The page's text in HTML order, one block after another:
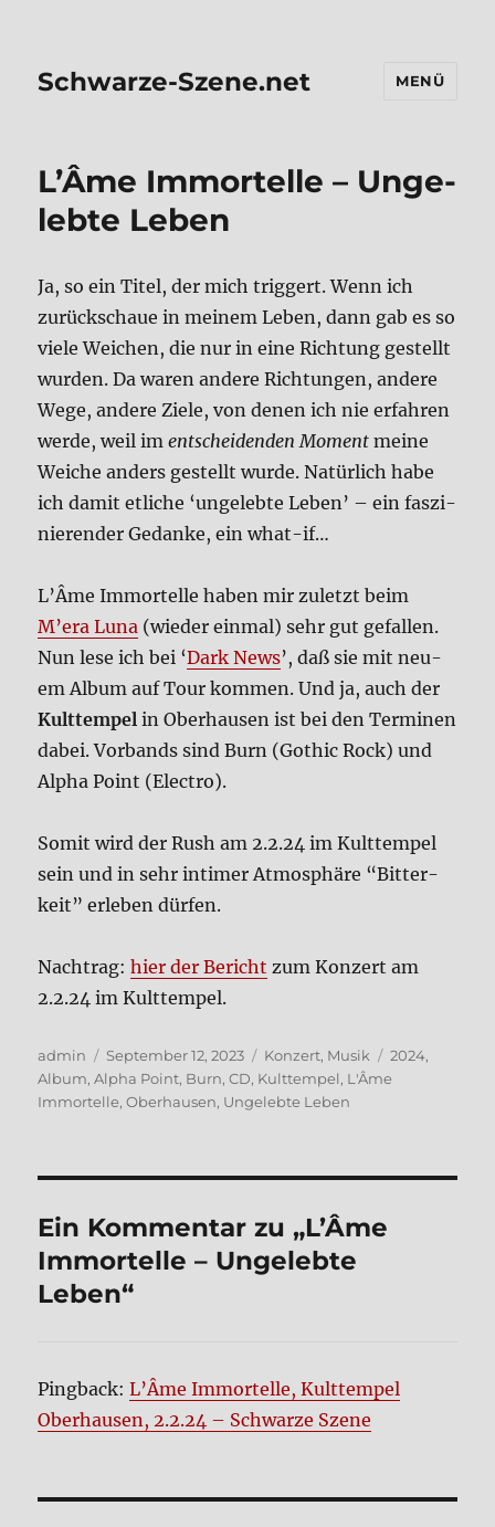
Schwarze-Szene.net MENÜ
L’Â­me Immor­tel­le – Unge­
leb­te Leben
Ja, so ein Titel, der mich trig­gert. Wenn ich
zurück­schaue in mei­nem Leben, dann gab es so
vie­le Wei­chen, die nur in eine Rich­tung gestellt
wur­den. Da waren ande­re Rich­tun­gen, ande­re
Wege, ande­re Zie­le, von denen ich nie erfah­ren
wer­de, weil iment­schei­den­den Moment mei­ne
Wei­che anders gestellt wur­de. Natür­lich habe
ich damit etli­che ‘unge­leb­te Leben’ – ein fas­zi­
nie­ren­der Gedan­ke, ein what-if…
L’Â­me Immor­tel­le haben mir zuletzt beim
M’era Luna (wie­der ein­mal) sehr gut gefal­len.
Nun lese ich bei ‘Dark News’, daß sie mit neu­
em Album auf Tour kom­men. Und ja, auch der
Kult­tem­pel in Ober­hau­sen ist bei den Ter­mi­nen
dabei. Vor­bands sind Burn (Gothic Rock) und
Alpha Point (Elec­t­ro).
Somit wird der Rush am 2.2.24 im Kult­tem­pel
sein und in sehr inti­mer Atmo­sphä­re “Bit­ter­
keit” erle­ben dür­fen.
Nach­trag:hier der Bericht zum Kon­zert am
2.2.24 im Kult­tem­pel.
Autor
admin
Veröffentlicht
am
September 12, 2023 Kategorien
Konzert, Musik Schlagwörter
2024,
Album,Alpha Point, Burn,CD, Kulttempel, L'Âme
Immortelle,Oberhausen, Ungelebte Leben
Ein Kommentar zu „L’Â­me
Immor­tel­le – Unge­leb­te
Leben“
Pingback:L’Âme Immortelle, Kulttempel
Oberhausen, 2.2.24 – Schwarze Szene